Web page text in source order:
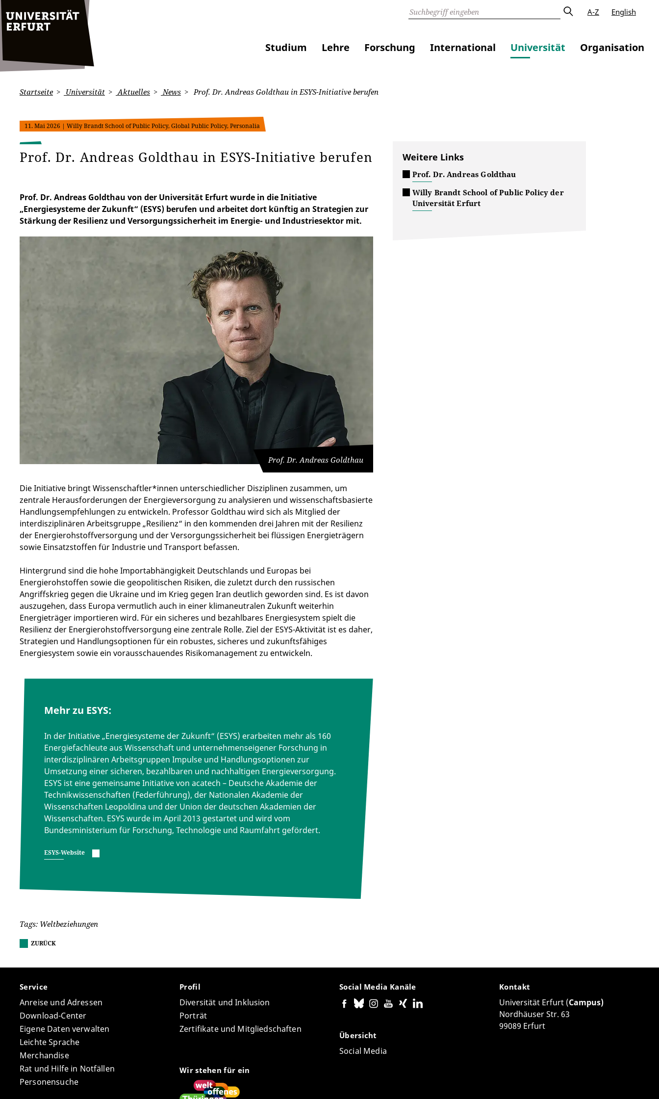
A-Z English
Studium Lehre Forschung International Universität Organisation
Startseite Universität Aktuelles News Prof. Dr. Andreas Goldthau in ESYS-Initiative berufen
11. Mai 2026 | Willy Brandt School of Public Policy, Global Public Policy, Personalia
Prof. Dr. Andreas Goldthau in ESYS-Initiative berufen
Prof. Dr. Andreas Goldthau von der Universität Erfurt wurde in die Initiative
„Energiesysteme der Zukunft“ (ESYS) berufen und arbeitet dort künftig an Strategien zur
Stärkung der Resilienz und Versorgungssicherheit im Energie- und Industriesektor mit.
Prof. Dr. Andreas Goldthau
Die Initiative bringt Wissenschaftler*innen unterschiedlicher Disziplinen zusammen, um
zentrale Herausforderungen der Energieversorgung zu analysieren und wissenschaftsbasierte
Handlungsempfehlungen zu entwickeln. Professor Goldthau wird sich als Mitglied der
interdisziplinären Arbeitsgruppe „Resilienz“ in den kommenden drei Jahren mit der Resilienz
der Energierohstoffversorgung und der Versorgungssicherheit bei flüssigen Energieträgern
sowie Einsatzstoffen für Industrie und Transport befassen.
Hintergrund sind die hohe Importabhängigkeit Deutschlands und Europas bei
Energierohstoffen sowie die geopolitischen Risiken, die zuletzt durch den russischen
Angriffskrieg gegen die Ukraine und im Krieg gegen Iran deutlich geworden sind. Es ist davon
auszugehen, dass Europa vermutlich auch in einer klimaneutralen Zukunft weiterhin
Energieträger importieren wird. Für ein sicheres und bezahlbares Energiesystem spielt die
Resilienz der Energierohstoffversorgung eine zentrale Rolle. Ziel der ESYS-Aktivität ist es daher,
Strategien und Handlungsoptionen für ein robustes, sicheres und zukunftsfähiges
Energiesystem sowie ein vorausschauendes Risikomanagement zu entwickeln.
Mehr zu ESYS:
In der Initiative „Energiesysteme der Zukunft“ (ESYS) erarbeiten mehr als 160
Energiefachleute aus Wissenschaft und unternehmenseigener Forschung in
interdisziplinären Arbeitsgruppen Impulse und Handlungsoptionen zur
Umsetzung einer sicheren, bezahlbaren und nachhaltigen Energieversorgung.
ESYS ist eine gemeinsame Initiative von acatech – Deutsche Akademie der
Technikwissenschaften (Federführung), der Nationalen Akademie der
Wissenschaften Leopoldina und der Union der deutschen Akademien der
Wissenschaften. ESYS wurde im April 2013 gestartet und wird vom
Bundesministerium für Forschung, Technologie und Raumfahrt gefördert.
ESYS-Website
Tags: Weltbeziehungen
Weitere Links
Prof. Dr. Andreas Goldthau
Willy Brandt School of Public Policy der
Universität Erfurt
ZURÜCK
Service
Anreise und Adressen
Download-Center
Eigene Daten verwalten
Leichte Sprache
Merchandise
Rat und Hilfe in Notfällen
Personensuche
Profil
Diversität und Inklusion
Porträt
Zertifikate und Mitgliedschaften
Wir stehen für ein
Social Media Kanäle
Übersicht
Social Media
Kontakt
Universität Erfurt (Campus)
Nordhäuser Str. 63
99089 Erfurt